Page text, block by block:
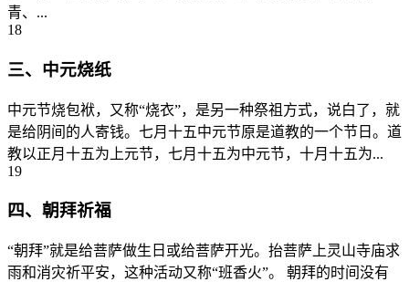
青、...
18
三、中元烧纸
中元节烧包袱，又称“烧衣”，是另一种祭祖方式，说白了，就
是给阴间的人寄钱。七月十五中元节原是道教的一个节日。道
教以正月十五为上元节，七月十五为中元节，十月十五为...
19
四、朝拜祈福
“朝拜”就是给菩萨做生日或给菩萨开光。抬菩萨上灵山寺庙求
雨和消灾祈平安，这种活动又称“班香火”。 朝拜的时间没有